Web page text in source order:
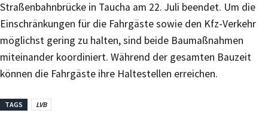
Straßenbahnbrücke in Taucha am 22. Juli beendet. Um die
Einschränkungen für die Fahrgäste sowie den Kfz-Verkehr
möglichst gering zu halten, sind beide Baumaßnahmen
miteinander koordiniert. Während der gesamten Bauzeit
können die Fahrgäste ihre Haltestellen erreichen.
TAGS LVB